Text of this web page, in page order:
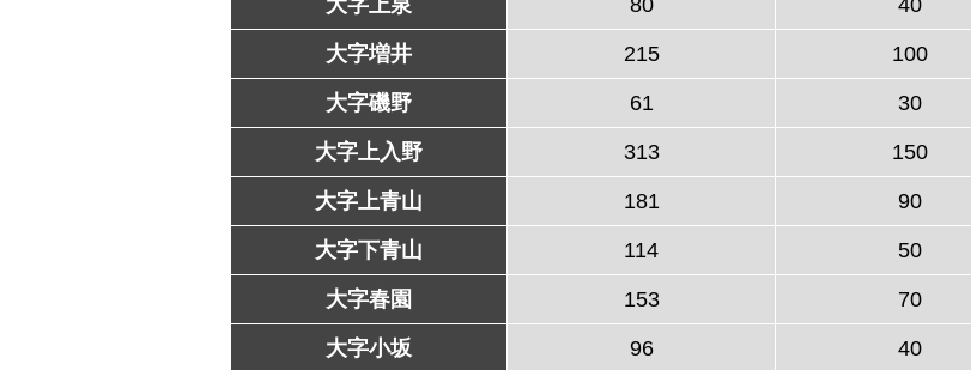
大字増井 215 100
大字磯野 61 30
大字上入野 313 150
大字上青山 181 90
大字下青山 114 50
大字春園 153 70
大字小坂 96 40